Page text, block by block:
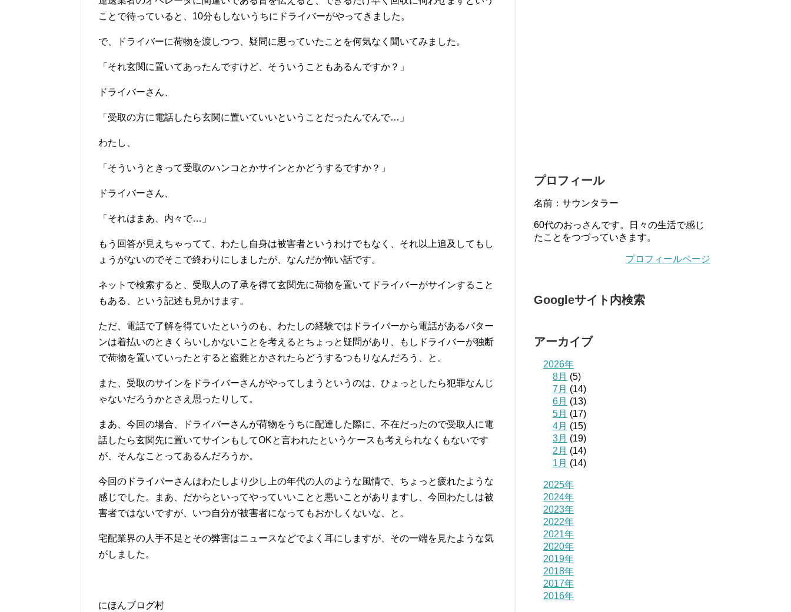
ことで待っていると、10分もしないうちにドライバーがやってきました。
で、ドライバーに荷物を渡しつつ、疑問に思っていたことを何気なく聞いてみました。
「それ玄関に置いてあったんですけど、そういうこともあるんですか？」
ドライバーさん、
「受取の方に電話したら玄関に置いていいということだったんでんで…」
わたし、
「そういうときって受取のハンコとかサインとかどうするですか？」
ドライバーさん、
「それはまあ、内々で…」
もう回答が見えちゃってて、わたし自身は被害者というわけでもなく、それ以上追及してもし
ょうがないのでそこで終わりにしましたが、なんだか怖い話です。
ネットで検索すると、受取人の了承を得て玄関先に荷物を置いてドライバーがサインすること
もある、という記述も見かけます。
ただ、電話で了解を得ていたというのも、わたしの経験ではドライバーから電話があるパター
ンは着払いのときくらいしかないことを考えるとちょっと疑問があり、もしドライバーが独断
で荷物を置いていったとすると盗難とかされたらどうするつもりなんだろう、と。
また、受取のサインをドライバーさんがやってしまうというのは、ひょっとしたら犯罪なんじ
ゃないだろうかとさえ思ったりして。
まあ、今回の場合、ドライバーさんが荷物をうちに配達した際に、不在だったので受取人に電
話したら玄関先に置いてサインもしてOKと言われたというケースも考えられなくもないです
が、そんなことってあるんだろうか。
今回のドライバーさんはわたしより少し上の年代の人のような風情で、ちょっと疲れたような
感じでした。まあ、だからといってやっていいことと悪いことがありますし、今回わたしは被
害者ではないですが、いつ自分が被害者になってもおかしくないな、と。
宅配業界の人手不足とその弊害はニュースなどでよく耳にしますが、その一端を見たような気
がしました。
にほんブログ村
プロフィール
名前：サウンタラー
60代のおっさんです。日々の生活で感じ
たことをつづっていきます。
プロフィールページ
Googleサイト内検索
アーカイブ
2026年
8月 (5)
7月 (14)
6月 (13)
5月 (17)
4月 (15)
3月 (19)
2月 (14)
1月 (14)
2025年
2024年
2023年
2022年
2021年
2020年
2019年
2018年
2017年
2016年